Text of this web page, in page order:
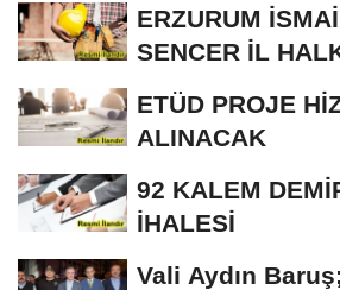
ERZURUM
SENCER İL
KÜTÜPHANESİ
ONARIM...
ETÜD PROJE
ALINACAK
92 KALEM
İHALESİ
Vali Aydın